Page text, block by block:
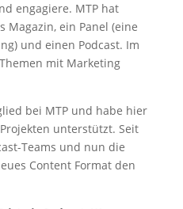
engagiere. MTP hat
Magazin, ein Panel (eine
und einen Podcast. Im
mit Marketing
bei MTP und habe hier
unterstützt. Seit
Teams und nun die
Content Format den